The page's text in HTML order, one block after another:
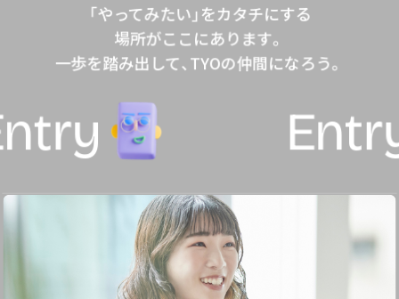
「やってみたい」をカタチにする
場所がここにあります。
一歩を踏み出して、TYOの仲間になろう。
Entry